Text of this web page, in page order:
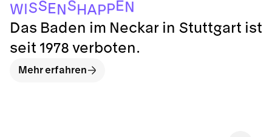
WISSEN
S
HAPPEN
Das Baden im Neckar in Stuttgart ist
seit 1978 verboten.
Mehr erfahren